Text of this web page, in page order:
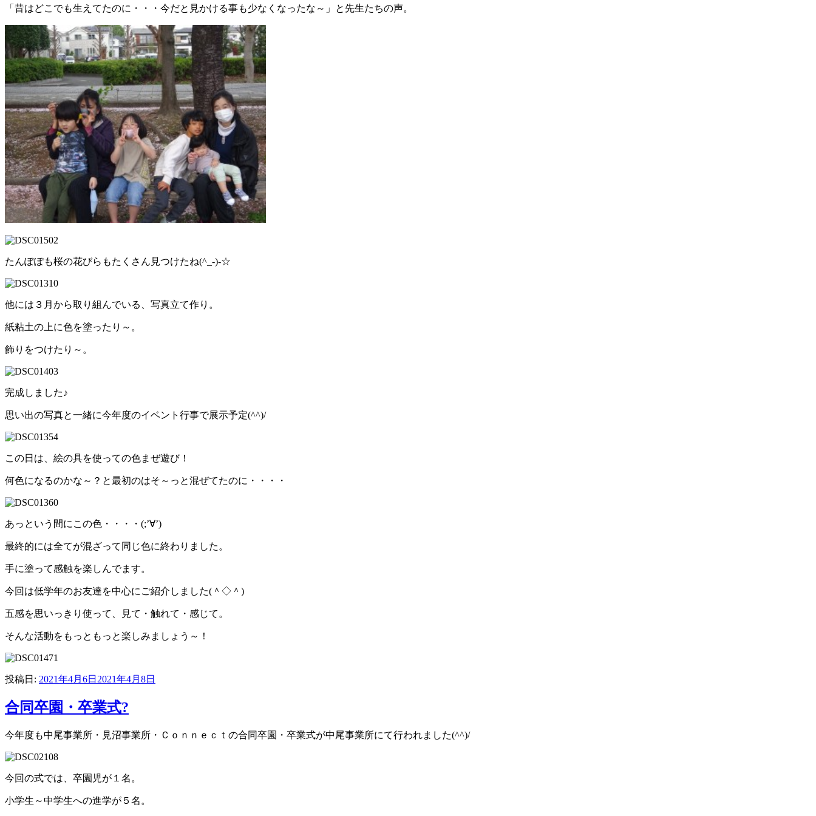
「昔はどこでも生えてたのに・・・今だと見かける事も少なくなったな～」と先生たちの声。
たんぽぽも桜の花びらもたくさん見つけたね(^_-)-☆
他には３月から取り組んでいる、写真立て作り。
紙粘土の上に色を塗ったり～。
飾りをつけたり～。
完成しました♪
思い出の写真と一緒に今年度のイベント行事で展示予定(^^)/
この日は、絵の具を使っての色まぜ遊び！
何色になるのかな～？と最初のはそ～っと混ぜてたのに・・・・
あっという間にこの色・・・・(;’∀’)
最終的には全てが混ざって同じ色に終わりました。
手に塗って感触を楽しんでます。
今回は低学年のお友達を中心にご紹介しました(＾◇＾)
五感を思いっきり使って、見て・触れて・感じて。
そんな活動をもっともっと楽しみましょう～！
投稿日: 2021年4月6日 2021年4月8日
合同卒園・卒業式?
今年度も中尾事業所・見沼事業所・Ｃｏｎｎｅｃｔの合同卒園・卒業式が中尾事業所にて行われました(^^)/
今回の式では、卒園児が１名。
小学生～中学生への進学が５名。